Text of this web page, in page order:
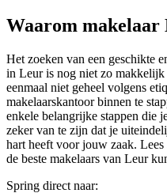
Waarom makelaar
Het zoeken van een geschikte
in Leur is nog niet zo makkelijk
eenmaal niet geheel volgens
makelaarskantoor binnen te
enkele belangrijke stappen die
zeker van te zijn dat je
hart heeft voor jouw zaak.
de beste makelaars van Leur
Spring direct naar: